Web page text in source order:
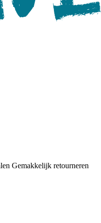
Gemakkelijk retourneren